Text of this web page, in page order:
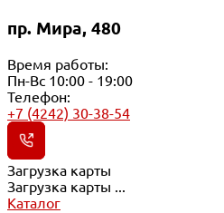
пр. Мира, 480
Время работы:
Пн-Вс 10:00 - 19:00
Телефон:
+7 (4242) 30-38-54
Загрузка карты
Загрузка карты ...
Каталог